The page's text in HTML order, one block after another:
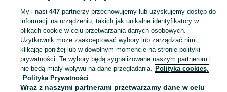
KATEGORIA
bidon szkolny worek na obuwie , śniadaniówka szkolna Zobacz
Mapa kategorii
Mapa miejscowości
My i nasi 447partnerzy przechowujemy lub uzyskujemy dostęp do
informacji na urządzeniu, takich jak unikalne identyfikatory w
plikach cookie w celu przetwarzania danych osobowych.
Użytkownik może zaakceptować wybory lub zarządzać nimi,
klikając poniżej lub w dowolnym momencie na stronie polityki
prywatności. Te wybory będą sygnalizowane naszym partnerom i
nie będą miały wpływu na dane przeglądania. Polityka cookies,
Polityka Prywatności
Wraz z naszymi partnerami przetwarzamy dane w celu